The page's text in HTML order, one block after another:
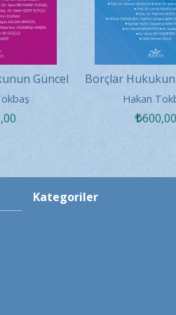
Güncel
- 2026
,00
Borçlar
Sorunları -
Hakan
600,00
Kategoriler